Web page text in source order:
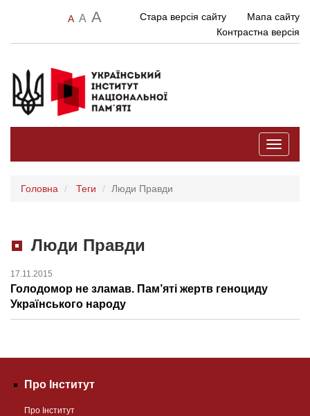
A A A Стара версія сайту
Мапа сайту
Контрастна версія
Toggle
Головна Теги Люди Правди
Люди Правди
17.11.2015
Голодомор не зламав. Пам’яті жертв геноциду
Українського народу
Про Інститут
Про Інститут